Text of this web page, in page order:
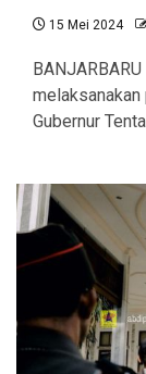
15 Mei 2024
Gubernur